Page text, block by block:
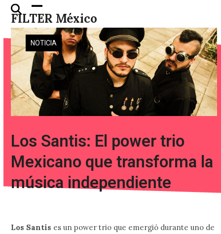
Skip
content
FILTER México
Open
mobile
menu
Close
mobile
menu
NOTICIA
Los Santis: El power trio
Mexicano que transforma la
música independiente
Los Santis es un power trio que emergió durante uno de